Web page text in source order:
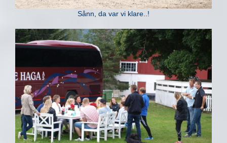
Sånn, da var vi klare..!